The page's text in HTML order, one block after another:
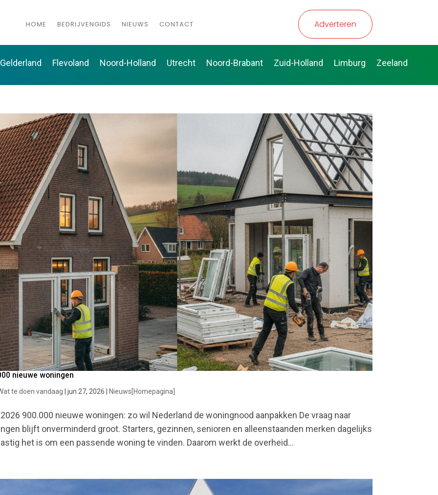
HOME BEDRIJVENGIDS NIEUWS CONTACT Adverteren
Gelderland Flevoland Noord-Holland Utrecht Noord-Brabant Zuid-Holland Limburg Zeeland
nieuwe woningen
te doen vandaag |jun 27, 2026 Nieuws[Homepagina]
900.000 nieuwe woningen: zo wil Nederland de woningnood aanpakken De vraag naar
blijft onverminderd groot. Starters, gezinnen, senioren en alleenstaanden merken dagelijks
het is om een passende woning te vinden. Daarom werkt de overheid...